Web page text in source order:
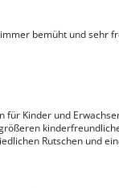
bemüht und sehr
für Kinder und
Rutschen und